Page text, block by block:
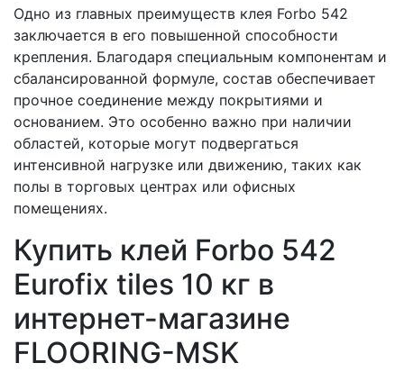
Одно из главных преимуществ клея Forbo 542
заключается в его повышенной способности
крепления. Благодаря специальным компонентам и
сбалансированной формуле, состав обеспечивает
прочное соединение между покрытиями и
основанием. Это особенно важно при наличии
областей, которые могут подвергаться
интенсивной нагрузке или движению, таких как
полы в торговых центрах или офисных
помещениях.
Купить клей Forbo 542
Eurofix tiles 10 кг в
интернет-магазине
FLOORING-MSK